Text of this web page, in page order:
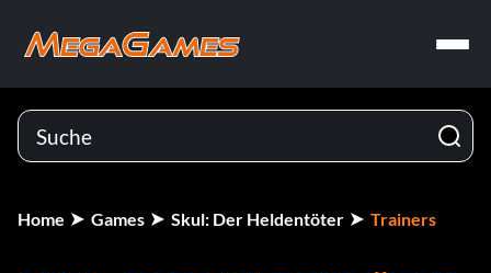
Home Games Skul: Der Heldentöter Trainers